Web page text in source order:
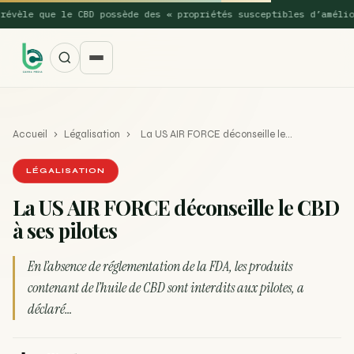
que le CBD possède des « propriétés susceptibles
SUGGESTIONS POPULAIRES
Une nouvelle étude montre que la vaporisation du
cannabis réduit de 99…
La recette du Space Cake
Accueil › Légalisation › La US AIR FORCE déconseille le…
LÉGALISATION
La US AIR FORCE déconseille le CBD
à ses pilotes
En l’absence de réglementation de la FDA, les produits
contenant de l’huile de CBD sont interdits aux pilotes, a
déclaré…